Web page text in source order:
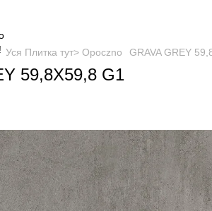
Уся Плитка тут> Opoczno GRAVA GREY
59,8X59,8 G1